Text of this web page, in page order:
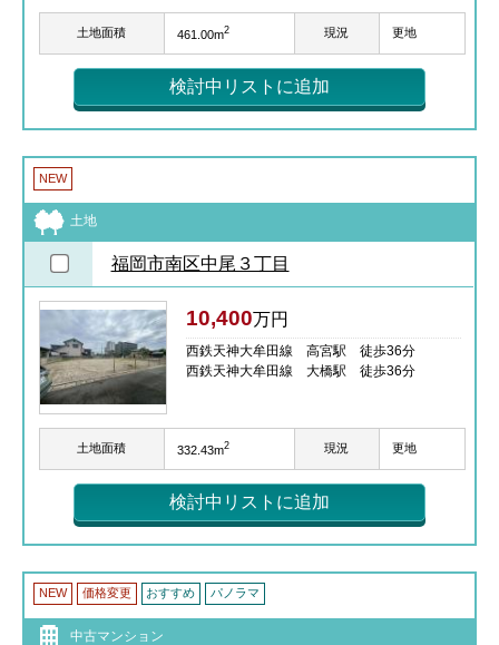
土地面積 461.00m2 現況 更地
検討中リストに追加
NEW
土地
福岡市南区中尾３丁目
10,400万円
西鉄天神大牟田線 高宮駅 徒歩36分
西鉄天神大牟田線 大橋駅 徒歩36分
土地面積 332.43m2 現況 更地
検討中リストに追加
NEW 価格変更 おすすめ パノラマ
中古マンション